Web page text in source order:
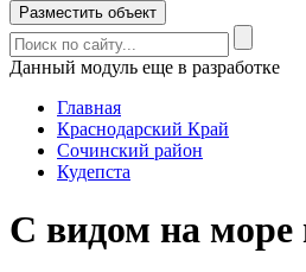
Разместить объект
Данный модуль еще в разработке
Главная
Краснодарский Край
Сочинский район
Кудепста
С видом на море